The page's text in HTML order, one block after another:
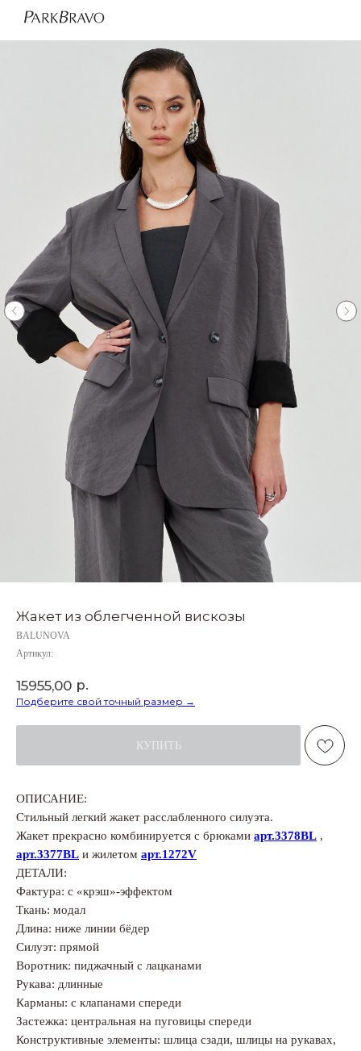
Жакет из облегченной вискозы
BALUNOVA
Артикул:
15955,00 р.
Подберите свой точный размер →
КУПИТЬ
ОПИСАНИЕ:
Стильный легкий жакет расслабленного силуэта.
Жакет прекрасно комбинируется с брюками арт.3378BL ,
арт.3377BL и жилетом арт.1272V
ДЕТАЛИ:
Фактура: с «крэш»-эффектом
Ткань: модал
Длина: ниже линии бёдер
Силуэт: прямой
Воротник: пиджачный с лацканами
Рукава: длинные
Карманы: с клапанами спереди
Застежка: центральная на пуговицы спереди
Конструктивные элементы: шлица сзади, шлицы на рукавах,